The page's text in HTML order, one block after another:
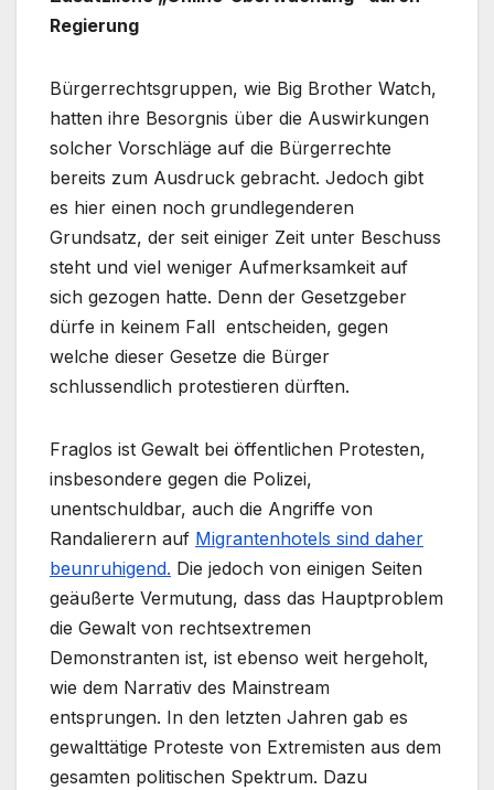
Regierung
Bürgerrechtsgruppen, wie Big Brother Watch,
hatten ihre Besorgnis über die Auswirkungen
solcher Vorschläge auf die Bürgerrechte
bereits zum Ausdruck gebracht. Jedoch gibt
es hier einen noch grundlegenderen
Grundsatz, der seit einiger Zeit unter Beschuss
steht und viel weniger Aufmerksamkeit auf
sich gezogen hatte. Denn der Gesetzgeber
dürfe in keinem Fall entscheiden, gegen
welche dieser Gesetze die Bürger
schlussendlich protestieren dürften.
Fraglos ist Gewalt bei öffentlichen Protesten,
insbesondere gegen die Polizei,
unentschuldbar, auch die Angriffe von
Randalierern auf Migrantenhotels sind daher
beunruhigend. Die jedoch von einigen Seiten
geäußerte Vermutung, dass das Hauptproblem
die Gewalt von rechtsextremen
Demonstranten ist, ist ebenso weit hergeholt,
wie dem Narrativ des Mainstream
entsprungen. In den letzten Jahren gab es
gewalttätige Proteste von Extremisten aus dem
gesamten politischen Spektrum. Dazu